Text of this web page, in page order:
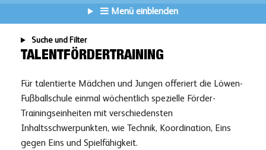
Menü einblenden
Suche und Filter
TALENTFÖRDERTRAINING
Für talentierte Mädchen und Jungen offeriert die Löwen-
Fußballschule einmal wöchentlich spezielle Förder-
Trainingseinheiten mit verschiedensten
Inhaltsschwerpunkten, wie Technik, Koordination, Eins
gegen Eins und Spielfähigkeit.